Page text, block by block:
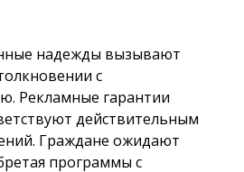
надежды вызывают
с
Рекламные гарантии
действительным
Граждане ожидают
программы с